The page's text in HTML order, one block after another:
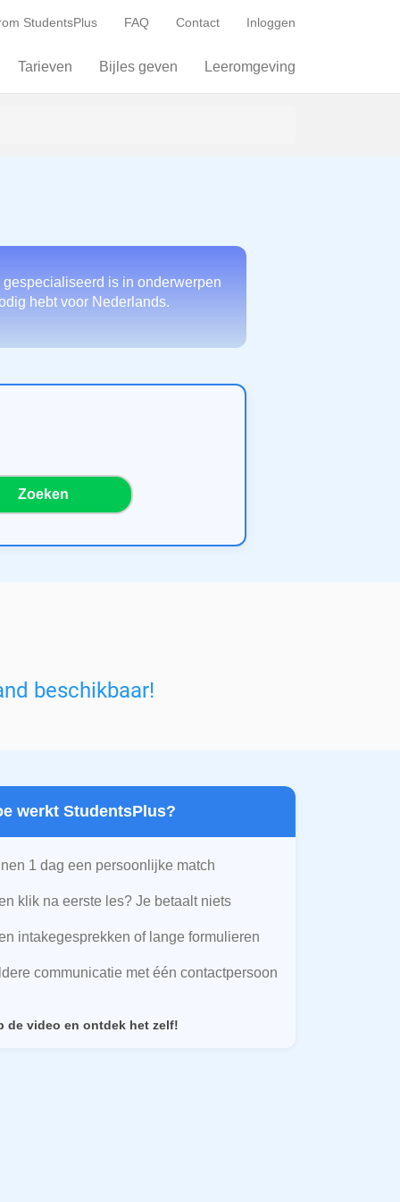
StudentsPlus FAQ Contact Inloggen
Tarieven Bijles geven Leeromgeving
is in onderwerpen
hebt voor Nederlands.
Zoeken
beschikbaar!
werkt StudentsPlus?
1 dag een persoonlijke match
klik na eerste les? Je betaalt niets
intakegesprekken of lange formulieren
communicatie met één contactpersoon
de video en ontdek het zelf!